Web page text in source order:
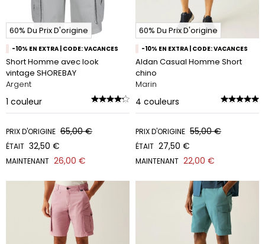
60% Du Prix D'origine
-10% EN EXTRA | CODE: VACANCES
Short Homme avec look
vintage SHOREBAY
Argent
1 couleur
PRIX D'ORIGINE 65,00 €
ÉTAIT 32,50 €
MAINTENANT 26,00 €
60% Du Prix D'origine
-10% EN EXTRA | CODE: VACANCES
Aldan Casual Homme Short
chino
Marin
4 couleurs
PRIX D'ORIGINE 55,00 €
ÉTAIT 27,50 €
MAINTENANT 22,00 €